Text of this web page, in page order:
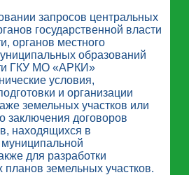
запросов центральных
государственной власти
органов местного
образований
ГКУ МО «АРКИ»
условия,
и организации
земельных участков или
заключения договоров
находящихся в
муниципальной
для разработки
планов земельных участков.